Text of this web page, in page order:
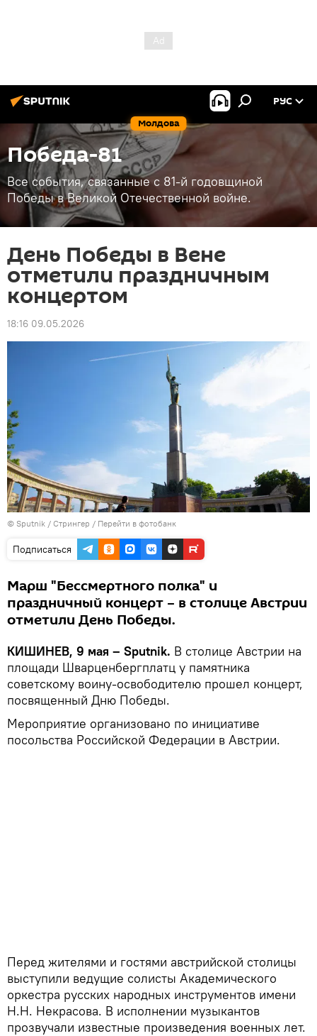
Молдова
РУС
Победа-81
Все события, связанные с 81-й годовщиной
Победы в Великой Отечественной войне.
День Победы в Вене
отметили праздничным
концертом
18:16 09.05.2026
© Sputnik / Стрингер / Перейти в фотобанк
Подписаться
Марш "Бессмертного полка" и
праздничный концерт – в столице Австрии
отметили День Победы.
КИШИНЕВ, 9 мая – Sputnik. В столице Австрии на
площади Шварценбергплатц у памятника
советскому воину-освободителю прошел концерт,
посвященный Дню Победы.
Мероприятие организовано по инициативе
посольства Российской Федерации в Австрии.
Перед жителями и гостями австрийской столицы
выступили ведущие солисты Академического
оркестра русских народных инструментов имени
Н.Н. Некрасова. В исполнении музыкантов
прозвучали известные произведения военных лет.